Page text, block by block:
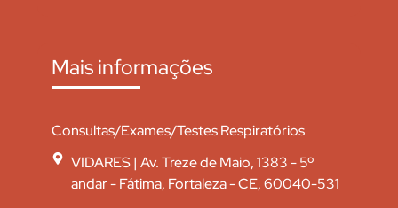
Mais informações
Consultas/Exames/Testes Respiratórios
VIDARES | Av. Treze de Maio, 1383 - 5º
andar - Fátima, Fortaleza - CE, 60040-531